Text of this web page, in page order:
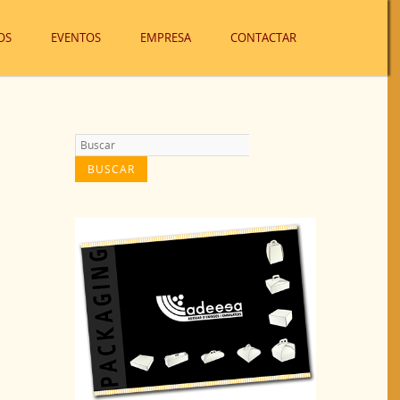
EVENTOS EMPRESA CONTACTAR